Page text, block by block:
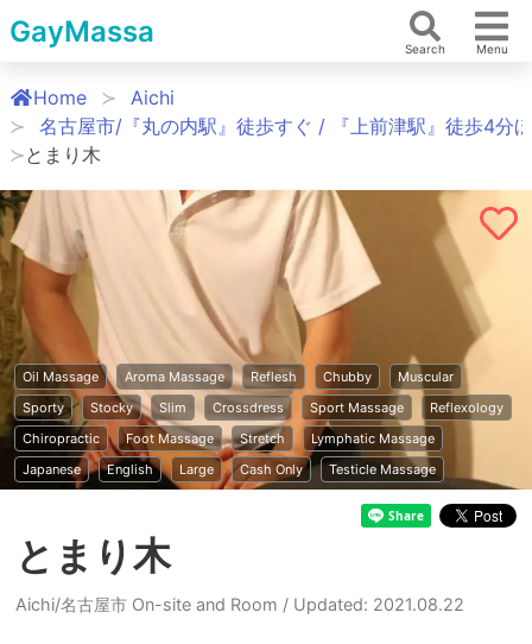
GayMassa
Search Menu
Home
Aichi
名古屋市/『丸の内駅』徒歩すぐ / 『上前津駅』徒歩4分
とまり木
Oil Massage Aroma Massage Reflesh Chubby
Muscular
Sporty
Stocky Slim Crossdress Sport Massage
Reflexology
Chiropractic
Foot Massage Stretch
Lymphatic Massage
Japanese
English Large Cash Only Testicle Massage
とまり木
Aichi/名古屋市 On-site and Room / Updated: 2021.08.22